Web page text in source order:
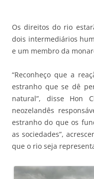
Os direitos do rio
dois intermediários
e um membro da
“Reconheço que a
estranho que se dê
natural”, disse Hon
neozelandês
estranho do que os
as sociedades”,
que o rio seja